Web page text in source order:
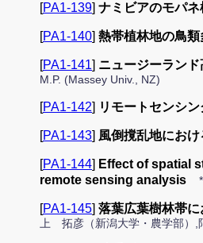
[PA1-139] ナミビアのモパ
[PA1-140] 熱帯植林地の鳥
[PA1-141] ニュージーラン
M.P. (Massey Univ., NZ)
[PA1-142] リモートセンシ
[PA1-143] 風倒撹乱地にお
[PA1-144] Effect of spatial
remote sensing analysis
[PA1-145] 落葉広葉樹林帯
上 拓彦（新潟大学・農学部）,